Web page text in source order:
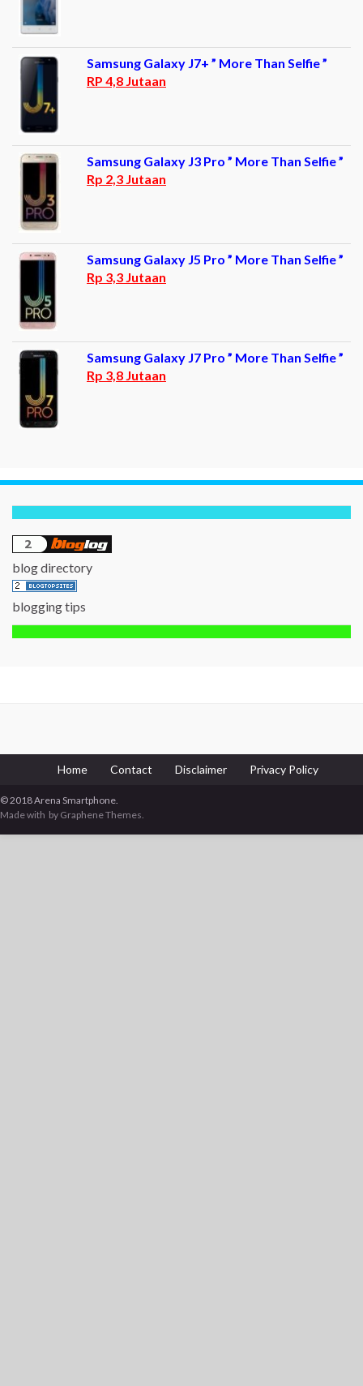
Samsung Galaxy J7+ ” More Than Selfie ”
RP 4,8 Jutaan
Samsung Galaxy J3 Pro ” More Than Selfie ”
Rp 2,3 Jutaan
Samsung Galaxy J5 Pro ” More Than Selfie ”
Rp 3,3 Jutaan
Samsung Galaxy J7 Pro ” More Than Selfie ”
Rp 3,8 Jutaan
blog directory
blogging tips
Home Contact Disclaimer Privacy Policy
© 2018 Arena Smartphone.
Made with by Graphene Themes.